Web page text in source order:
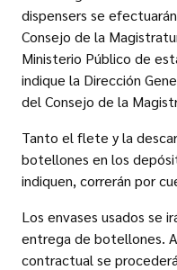
dispensers se
Consejo de la
Ministerio Público de
indique la Dirección
del Consejo de la
Tanto el flete y la
botellones en los
indiquen, correrán por
Los envases usados se
entrega de botellones.
contractual se